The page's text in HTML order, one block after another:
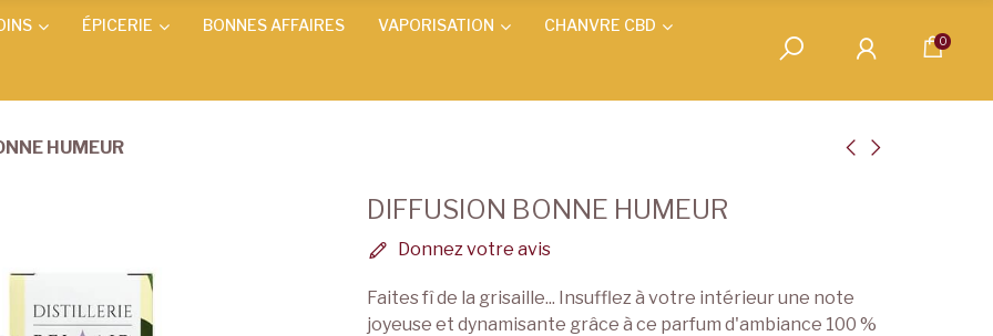
ÉPICERIE BONNES AFFAIRES VAPORISATION CHANVRE CBD
0
HUMEUR
DIFFUSION BONNE HUMEUR
Donnez votre avis
Faites fî de la grisaille... Insufflez à votre intérieur une note
joyeuse et dynamisante grâce à ce parfum d'ambiance 100 %